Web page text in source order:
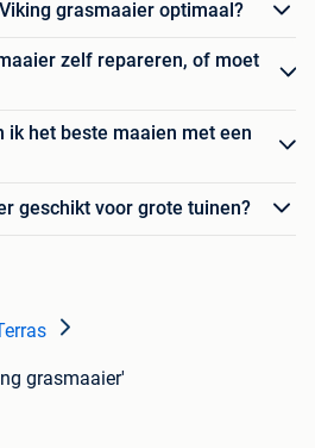
grasmaaier optimaal?
zelf repareren, of moet
ik het beste maaien met een
geschikt voor grote tuinen?
grasmaaier'